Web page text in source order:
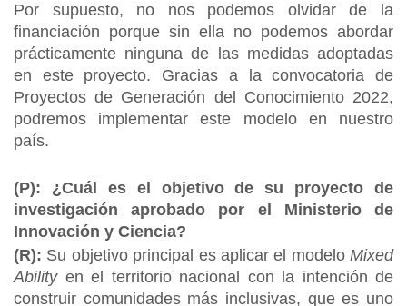
Por supuesto, no nos podemos olvidar de la
financiación porque sin ella no podemos abordar
prácticamente ninguna de las medidas adoptadas
en este proyecto. Gracias a la convocatoria de
Proyectos de Generación del Conocimiento 2022,
podremos implementar este modelo en nuestro
país.
(P): ¿Cuál es el objetivo de su proyecto de
investigación aprobado por el Ministerio de
Innovación y Ciencia?
(R): Su objetivo principal es aplicar el modelo Mixed
Ability en el territorio nacional con la intención de
construir comunidades más inclusivas, que es uno